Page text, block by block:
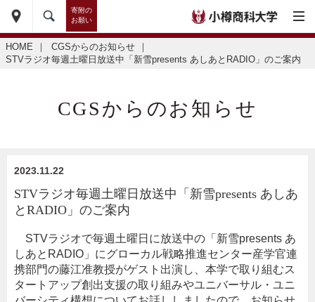
寄附の
お願い
HOME ｜ CGSからのお知らせ
｜
STVラジオ毎週土曜日放送中「新雪presents あしあとRADIO」のご案内
CGSからのお知らせ
2023.11.22
STVラジオ毎週土曜日放送中「新雪presents あしあ
とRADIO」のご案内
STVラジオで毎週土曜日に放送中の「新雪presents あ
しあとRADIO」にグローカル戦略推進センター産学官連
携部門の藤江准教授がゲスト出演し、本学で取り組むス
タートアップ創出支援の取り組みやユニバーサル・ユニ